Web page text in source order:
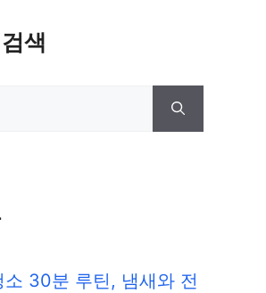
색
소 30분 루틴, 냄새와 전